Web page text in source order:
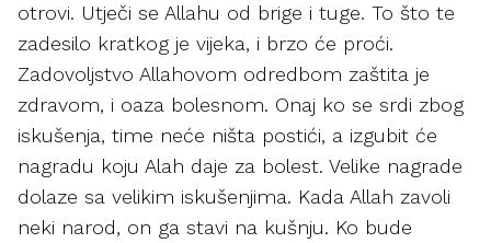
otrovi. Utječi se Allahu od brige i tuge. To što te
zadesilo kratkog je vijeka, i brzo će proći.
Zadovoljstvo Allahovom odredbom zaštita je
zdravom, i oaza bolesnom. Onaj ko se srdi zbog
iskušenja, time neće ništa postići, a izgubit će
nagradu koju Alah daje za bolest. Velike nagrade
dolaze sa velikim iskušenjima. Kada Allah zavoli
neki narod, on ga stavi na kušnju. Ko bude